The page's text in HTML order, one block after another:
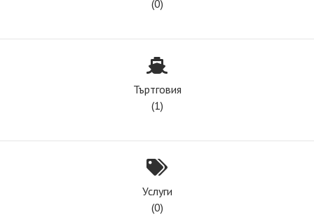
(0)
Търтговия
(1)
Услуги
(0)